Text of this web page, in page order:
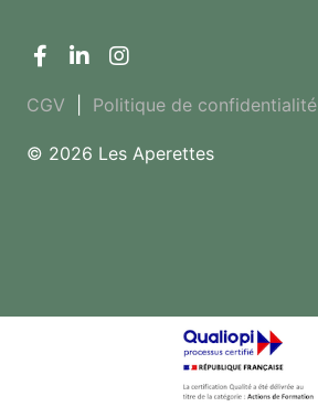
CGV Politique de confidentialité
© 2026 Les Aperettes